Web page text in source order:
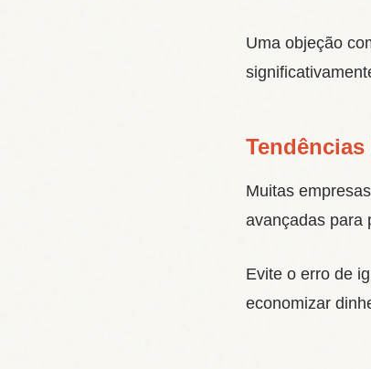
Uma objeção
Muitas
avançadas para
Evite o erro de
economizar